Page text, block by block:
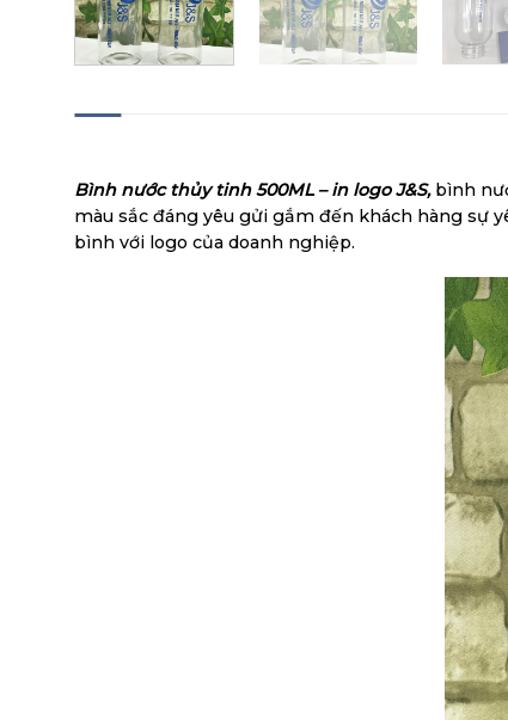
Bình nước thủy tinh 500ML – in logo J&S, bình
màu sắc đáng yêu gửi gắm đến khách hàng sự
bình với logo của doanh nghiệp.